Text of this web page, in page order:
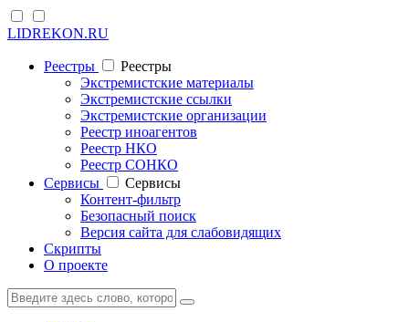
LIDREKON.RU
Реестры
Реестры
Экстремистские материалы
Экстремистские ссылки
Экстремистские организации
Реестр иноагентов
Реестр НКО
Реестр СОНКО
Cервисы
Cервисы
Контент-фильтр
Безопасный поиск
Версия сайта для слабовидящих
Скрипты
О проекте